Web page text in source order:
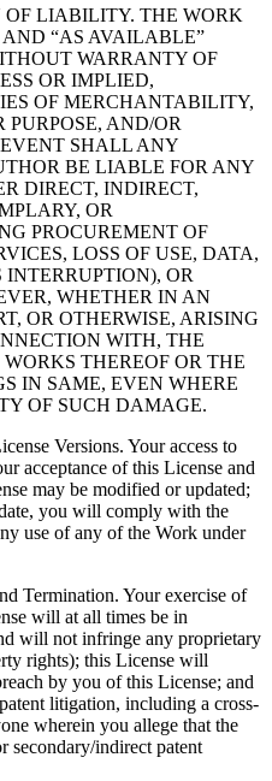
Spielen
LIABILITY. THE WORK
“AS AVAILABLE”
WARRANTY OF
OR IMPLIED,
OF MERCHANTABILITY,
PURPOSE, AND/OR
SHALL ANY
BE LIABLE FOR ANY
DIRECT, INDIRECT,
OR
PROCUREMENT OF
LOSS OF USE, DATA,
INTERRUPTION), OR
WHETHER IN AN
OR OTHERWISE, ARISING
WITH, THE
THEREOF OR THE
IN SAME, EVEN WHERE
OF SUCH DAMAGE.
Versions. Your access to
acceptance of this License and
may be modified or updated;
you will comply with the
use of any of the Work under
Termination. Your exercise of
will at all times be in
will not infringe any proprietary
rights); this License will
by you of this License; and
litigation, including a cross-
wherein you allege that the
secondary/indirect patent